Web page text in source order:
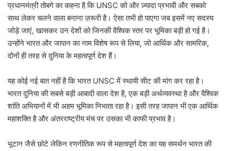
प्रधानमंत्री तोबगे का कहना है कि UNSC को और ज़्यादा प्रभावी और सबको
साथ लेकर चलने वाला बनाना ज़रूरी है। ऐसा तभी हो पाएगा जब इसमें नए सदस्य
जोड़े जाएं, खासकर उन देशों को जिनकी वैश्विक स्तर पर भूमिका बड़ी हो गई है।
उन्होंने भारत और जापान का नाम विशेष रूप से लिया, जो आर्थिक और सामरिक,
दोनों ही तरह से दुनिया के महत्वपूर्ण देश हैं।
यह कोई नई बात नहीं है कि भारत UNSC में स्थायी सीट की मांग कर रहा है।
भारत दुनिया की सबसे बड़ी आबादी वाला देश है, एक बड़ी अर्थव्यवस्था है और वैश्विक
शांति अभियानों में भी अहम भूमिका निभाता रहा है। इसी तरह जापान भी एक आर्थिक
महाशक्ति है और अंतरराष्ट्रीय मंच पर उसका भी काफी प्रभाव है।
भूटान जैसे छोटे लेकिन रणनीतिक रूप से महत्वपूर्ण देश का यह समर्थन भारत की